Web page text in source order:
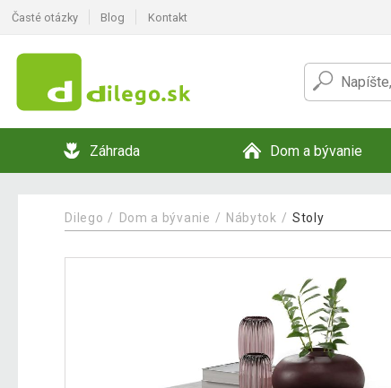
Časté otázky Blog Kontakt
Záhrada Dom a bývanie
Dilego Dom a bývanie Nábytok Stoly